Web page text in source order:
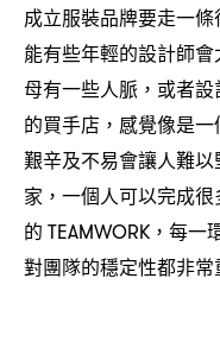
成立服裝品牌要走一
能有些年輕的設計師
母有一些人脈 ， 或者
的買手店 ， 感覺像是一
艱辛及不易會讓人難
家 ， 一個人可以完成很
的 TEAMWORK， 每一
對團隊的穩定性都非常